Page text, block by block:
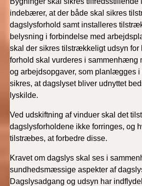
BR18 (1/1-29/6
2021)
BR18 (1/7-31/12
2020)
BR18 (10/3-30/6
2020)
BR18 (1/1-9/3 2020)
BR18 (4/7-31/12
BR18 (1/1-4/7 2019)
indebærer, at der både skal sikres
dagslysforhold samt installeres
belysning i forbindelse med
skal der sikres tilstrækkeligt udsyn for
forhold skal vurderes i sammenhæng
og arbejdsopgaver, som planlægges i
sikres, at dagslyset bliver udnyttet
lyskilde.
Ved udskiftning af vinduer skal det
dagslysforholdene ikke forringes, og
tilstræbes, at forbedre disse.
Kravet om dagslys skal ses i
sundhedsmæssige aspekter af
Dagslysadgang og udsyn har